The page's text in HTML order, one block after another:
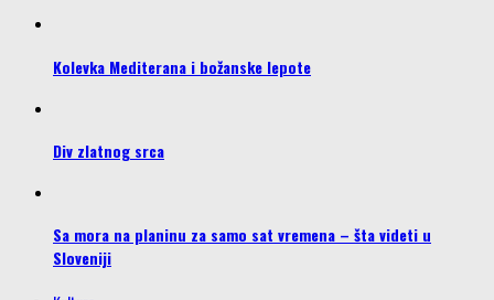
Kolevka Mediterana i božanske lepote
Div zlatnog srca
Sa mora na planinu za samo sat vremena – šta videti u
Sloveniji